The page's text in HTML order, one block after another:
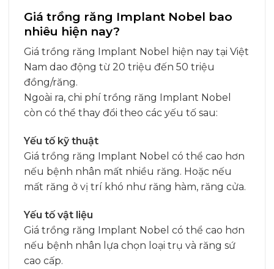
Giá trồng răng Implant Nobel bao
nhiêu hiện nay?
Giá trồng răng Implant Nobel hiện nay tại Việt
Nam dao động từ 20 triệu đến 50 triệu
đồng/răng.
Ngoài ra, chi phí trồng răng Implant Nobel
còn có thể thay đổi theo các yếu tố sau:
Yếu tố kỹ thuật
Giá trồng răng Implant Nobel có thể cao hơn
nếu bệnh nhân mất nhiều răng. Hoặc nếu
mất răng ở vị trí khó như răng hàm, răng cửa.
Yếu tố vật liệu
Giá trồng răng Implant Nobel có thể cao hơn
nếu bệnh nhân lựa chọn loại trụ và răng sứ
cao cấp.